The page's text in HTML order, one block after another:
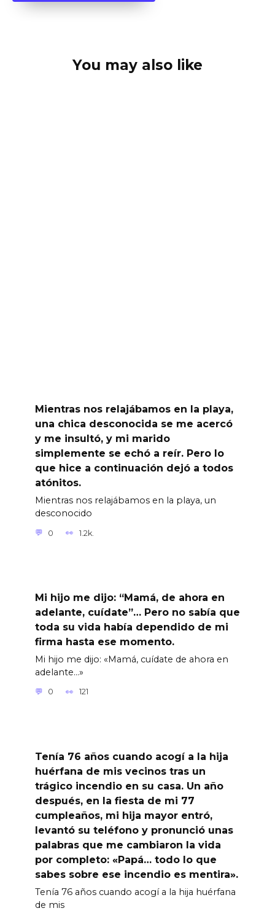
You may also like
Mientras nos relajábamos en la playa,
una chica desconocida se me acercó
y me insultó, y mi marido
simplemente se echó a reír. Pero lo
que hice a continuación dejó a todos
atónitos.
Mientras nos relajábamos en la playa, un
desconocido
0 1.2k.
Mi hijo me dijo: “Mamá, de ahora en
adelante, cuídate”… Pero no sabía que
toda su vida había dependido de mi
firma hasta ese momento.
Mi hijo me dijo: «Mamá, cuídate de ahora en
adelante…»
0 121
Tenía 76 años cuando acogí a la hija
huérfana de mis vecinos tras un
trágico incendio en su casa. Un año
después, en la fiesta de mi 77
cumpleaños, mi hija mayor entró,
levantó su teléfono y pronunció unas
palabras que me cambiaron la vida
por completo: «Papá… todo lo que
sabes sobre ese incendio es mentira».
Tenía 76 años cuando acogí a la hija huérfana
de mis